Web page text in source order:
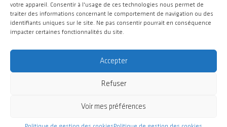
votre appareil. Consentir à l'usage de ces technologies nous permet de
traiter des informations concernant le comportement de navigation ou des
identifiants uniques sur le site. Ne pas consentir pourrait en conséquence
impacter certaines fonctionnalités du site.
Accepter
Refuser
Voir mes préférences
#WeAreGIANT
Accessibilité : non conforme